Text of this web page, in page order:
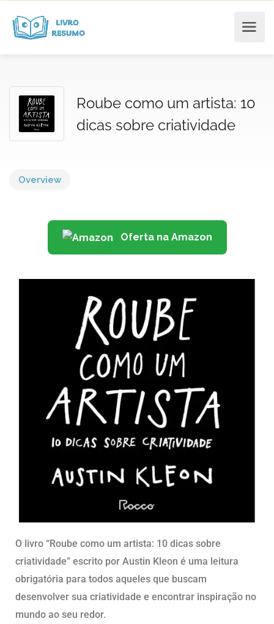
Roube como um artista: 10
dicas sobre criatividade
Overview
Oferta na Amazon
O livro “Roube como um artista: 10 dicas sobre
criatividade” escrito por Austin Kleon é uma leitura
obrigatória para todos aqueles que buscam
desenvolver sua criatividade e encontrar inspiração no
mundo ao seu redor.